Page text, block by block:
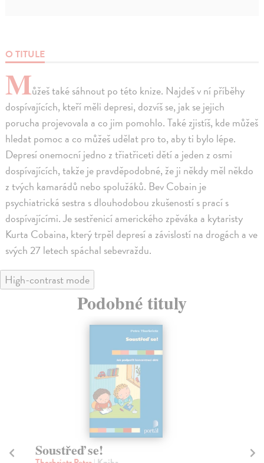
O TITULE
Můžeš také sáhnout po této knize. Najdeš v ní příběhy
dospívajících, kteří měli depresi, dozvíš se, jak se jejich
porucha projevovala a co jim pomohlo. Také zjistíš, kde můžeš
hledat pomoc a co můžeš udělat pro to, aby ti bylo lépe.
Depresí onemocní jedno z třiatřiceti dětí a jeden z osmi
dospívajících, takže je pravděpodobné, že ji někdy měl někdo
z tvých kamarádů nebo spolužáků. Bev Cobain je
psychiatrická sestra s dlouhodobou zkušeností s prací s
dospívajícími. Je sestřenicí amerického zpěváka a kytaristy
Kurta Cobaina, který trpěl depresí a závislostí na drogách a ve
svých 27 letech spáchal sebevraždu.
High-contrast mode
Podobné tituly
Když dítě nechce spát